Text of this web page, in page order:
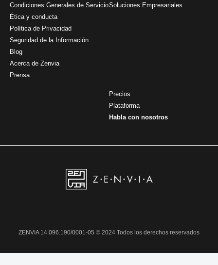
Condiciones Generales de Servicio
Ética y conducta
Política de Privacidad
Seguridad de la Información
Blog
Acerca de Zenvia
Prensa
Soluciones Empresariales
Precios
Plataforma
Habla con nosotros
ZENVIA 14.096.190/0001-05 © 2024 Todos los derechos reservados